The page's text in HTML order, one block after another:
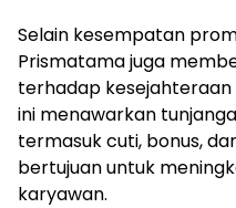
Selain kesempatan
Prismatama juga
terhadap kesejahteraan
ini menawarkan
termasuk cuti, bonus,
bertujuan untuk
karyawan.